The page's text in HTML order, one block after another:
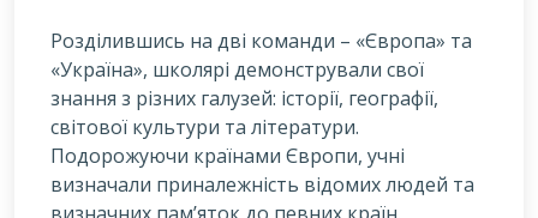
Розділившись на дві команди – «Європа» та
«Україна», школярі демонстрували свої
знання з різних галузей: історії, географії,
світової культури та літератури.
Подорожуючи країнами Європи, учні
визначали приналежність відомих людей та